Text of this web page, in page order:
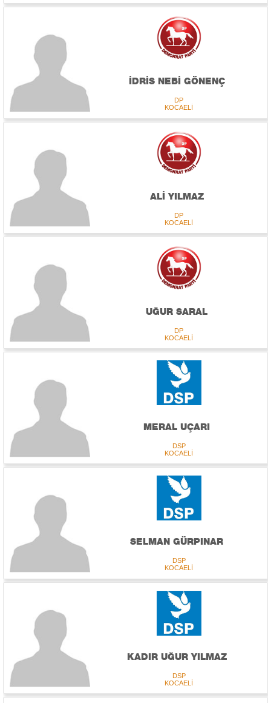
İDRİS NEBİ GÖNENÇ
DP
KOCAELİ
ALİ YILMAZ
DP
KOCAELİ
UĞUR SARAL
DP
KOCAELİ
MERAL UÇARI
DSP
KOCAELİ
SELMAN GÜRPINAR
DSP
KOCAELİ
KADIR UĞUR YILMAZ
DSP
KOCAELİ